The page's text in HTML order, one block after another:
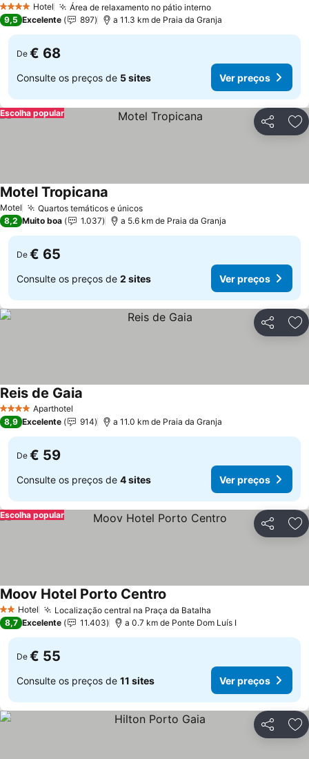
4 EstrelasHotel Área de relaxamento no pátio internoVer preços
9,5 Excelente 897 a 11.3 km de Praia da Granja
De € 68
Consulte os preços de 5 sites Ver preços
Partilhar
Escolha popular
Motel Quartos temáticos e únicosVer preços
Motel Tropicana
8,2 Muito boa 1.037 a 5.6 km de Praia da Granja
De € 65
Consulte os preços de 2 sites Ver preços
Partilhar
4 EstrelasAparthotel
Reis de Gaia
8,9 Excelente 914 a 11.0 km de Praia da Granja
De € 59
Consulte os preços de 4 sites Ver preços
Partilhar
Escolha popular
2 Estrelas
Hotel Localização central na Praça da Batalha
Moov Hotel Porto Centro
8,7 Excelente 11.403 a 0.7 km de Ponte Dom Luís I
De € 55
Consulte os preços de 11 sites Ver preços
Partilhar